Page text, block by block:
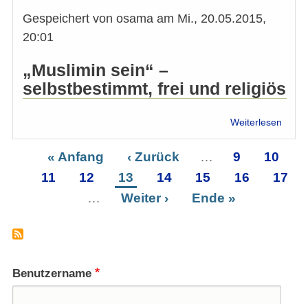
Gespeichert von osama am Mi., 20.05.2015,
20:01
„Muslimin sein“ –
selbstbestimmt, frei und religiös
Weiterlesen
aus
Seitennummerierung
Erste
Seite
« Anfang
Vorherige
Seite
‹ Zurück … Seite
9 Seite
10
Seite
11 Seite
12 Seite
13 Seite
14 Seite
15 Seite
16 Seite
17
…
Nächste
Weiter ›
Letzte
Ende »
Benutzername